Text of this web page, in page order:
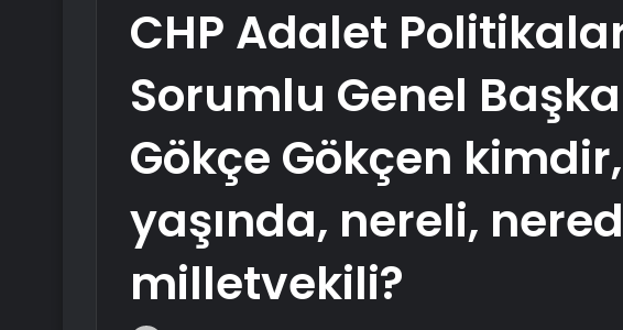
CHP Adalet
Sorumlu Genel
Gökçe Gökçen
yaşında, nereli,
milletvekili?